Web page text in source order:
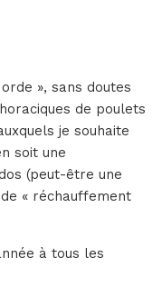
», sans doutes
de poulets
je souhaite
soit une
(peut-être une
« réchauffement
à tous les